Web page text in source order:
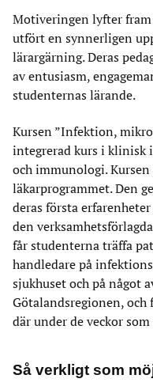
Motiveringen lyfter
utfört en synnerligen
lärargärning. Deras
av entusiasm,
studenternas lärande.
Kursen ”Infektion,
integrerad kurs i klinisk
och immunologi.
läkarprogrammet. Den
deras första
den
får studenterna träffa
handledare på
sjukhuset och på något
Götalandsregionen,
där under de veckor som
Så verkligt som